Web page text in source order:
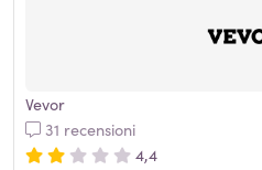
Vevor
31 recensioni
4,4